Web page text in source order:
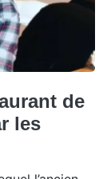
de
les